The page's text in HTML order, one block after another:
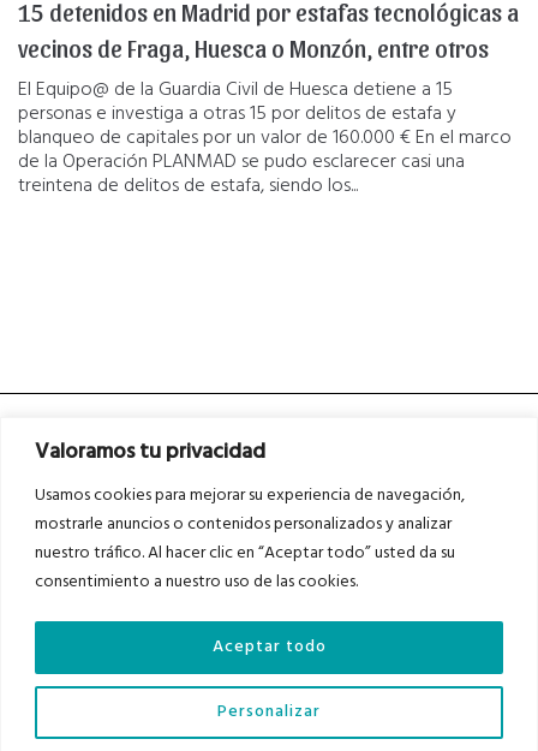
Valoramos tu privacidad
Usamos cookies para mejorar su experiencia de navegación,
mostrarle anuncios o contenidos personalizados y analizar
nuestro tráfico. Al hacer clic en “Aceptar todo” usted da su
consentimiento a nuestro uso de las cookies.
Personalizar
Aceptar todo
15 detenidos en Madrid por estafas tecnológicas a
vecinos de Fraga, Huesca o Monzón, entre otros
El Equipo@ de la Guardia Civil de Huesca detiene a 15
personas e investiga a otras 15 por delitos de estafa y
blanqueo de capitales por un valor de 160.000 € En el marco
de la Operación PLANMAD se pudo esclarecer casi una
treintena de delitos de estafa, siendo los...
Asociados a
Auditados por